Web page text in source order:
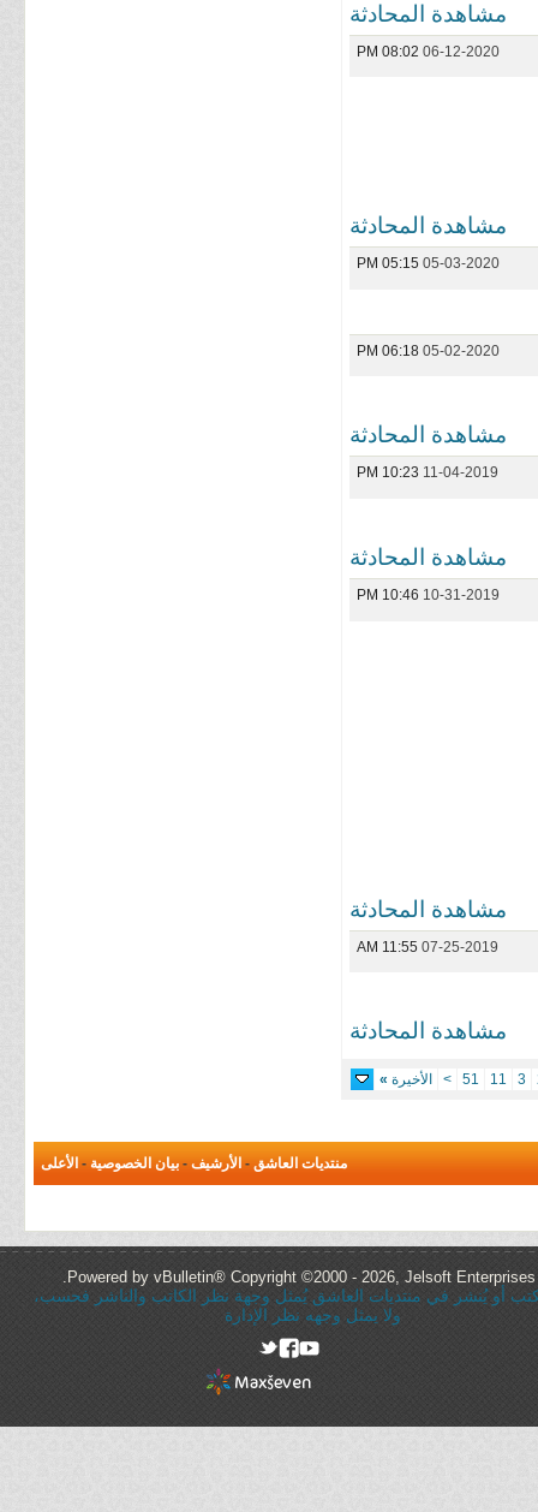
مشاهدة المحادثة
06-12-2020
08:02 PM
مشاهدة المحادثة
05-03-2020
05:15 PM
05-02-2020
06:18 PM
مشاهدة المحادثة
11-04-2019
10:23 PM
مشاهدة المحادثة
10-31-2019
10:46 PM
مشاهدة المحادثة
07-25-2019
11:55 AM
مشاهدة المحادثة
3
11
51
> الأخيرة »
منتديات العاشق - الأرشيف - بيان الخصوصية - الأعلى
Powered by vBulletin® Copyright ©2000 - 2026, Jelsoft Enterprises
أو يُنشر في منتديات العاشق يُمثل وجهة نظر الكاتب والناشر فحسب،
ولا يمثل وجهه نظر الإدارة